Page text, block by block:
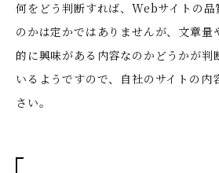
何をどう判断すれば、Webサイトの品
のかは定かではありませんが、文章量
的に興味がある内容なのかどうかが判
いるようですので、自社のサイトの内
さい。